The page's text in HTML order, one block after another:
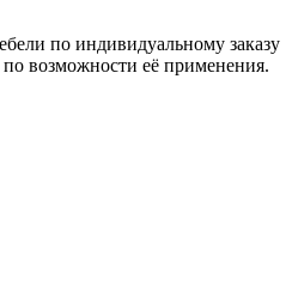
по индивидуальному заказу
возможности её применения.